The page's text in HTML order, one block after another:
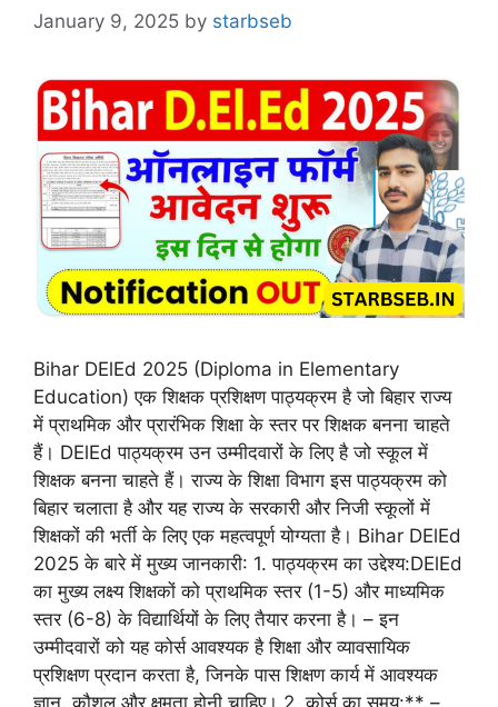
January 9, 2025 by starbseb
Bihar DElEd 2025 (Diploma in Elementary
Education) एक शिक्षक प्रशिक्षण पाठ्यक्रम है जो बिहार राज्य
में प्राथमिक और प्रारंभिक शिक्षा के स्तर पर शिक्षक बनना चाहते
हैं। DElEd पाठ्यक्रम उन उम्मीदवारों के लिए है जो स्कूल में
शिक्षक बनना चाहते हैं। राज्य के शिक्षा विभाग इस पाठ्यक्रम को
बिहार चलाता है और यह राज्य के सरकारी और निजी स्कूलों में
शिक्षकों की भर्ती के लिए एक महत्वपूर्ण योग्यता है। Bihar DElEd
2025 के बारे में मुख्य जानकारी: 1. पाठ्यक्रम का उद्देश्य:DElEd
का मुख्य लक्ष्य शिक्षकों को प्राथमिक स्तर (1-5) और माध्यमिक
स्तर (6-8) के विद्यार्थियों के लिए तैयार करना है। – इन
उम्मीदवारों को यह कोर्स आवश्यक है शिक्षा और व्यावसायिक
प्रशिक्षण प्रदान करता है, जिनके पास शिक्षण कार्य में आवश्यक